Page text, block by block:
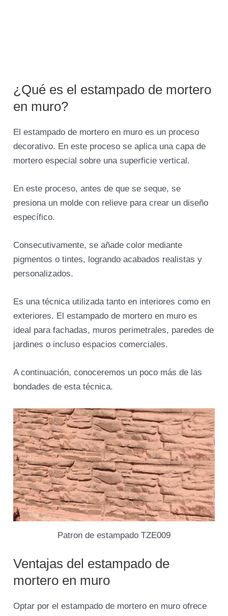
¿Qué es el estampado de mortero
en muro?
El estampado de mortero en muro es un proceso
decorativo. En este proceso se aplica una capa de
mortero especial sobre una superficie vertical.
En este proceso, antes de que se seque, se
presiona un molde con relieve para crear un diseño
específico.
Consecutivamente, se añade color mediante
pigmentos o tintes, logrando acabados realistas y
personalizados.
Es una técnica utilizada tanto en interiores como en
exteriores. El estampado de mortero en muro es
ideal para fachadas, muros perimetrales, paredes de
jardines o incluso espacios comerciales.
A continuación, conoceremos un poco más de las
bondades de esta técnica.
Patron de estampado TZE009
Ventajas del estampado de
mortero en muro
Optar por el estampado de mortero en muro ofrece